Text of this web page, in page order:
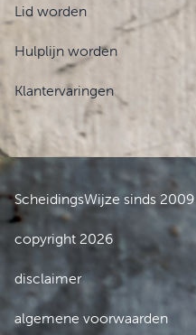
Lid worden
Hulplijn worden
Klantervaringen
ScheidingsWijze sinds 2009
copyright 2026
disclaimer
algemene voorwaarden